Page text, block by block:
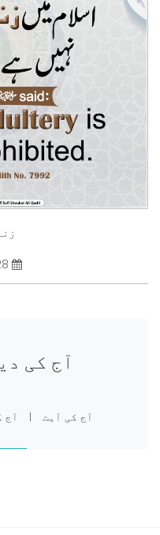
آج کی
آج کی آیت | آج